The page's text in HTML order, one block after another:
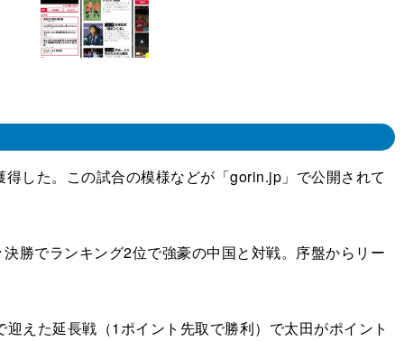
した。この試合の模様などが「gorin.jp」で公開されて
勝でランキング2位で強豪の中国と対戦。序盤からリー
えた延長戦（1ポイント先取で勝利）で太田がポイント